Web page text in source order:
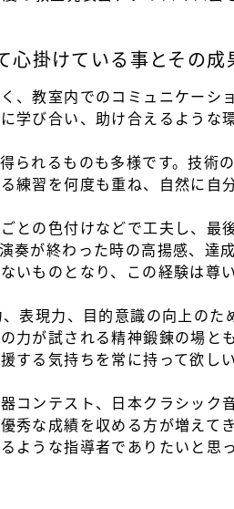
心掛けている事とその成
、教室内でのコミュニケーシ
学び合い、助け合えるような
られるものも多様です。技術
練習を何度も重ね、自然に自
との色付けなどで工夫し、最
奏が終わった時の高揚感、達
いものとなり、この経験は尊
表現力、目的意識の向上の
力が試される精神鍛錬の場と
する気持ちを常に持って欲し
コンテスト、日本クラシック
秀な成績を収める方が増えて
ような指導者でありたいと思っ